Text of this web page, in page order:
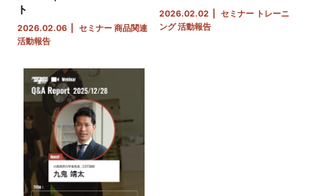
ト
2026.02.06 セミナー 商品関連
活動報告
2026.02.02 セミナー トレーニ
ング 活動報告